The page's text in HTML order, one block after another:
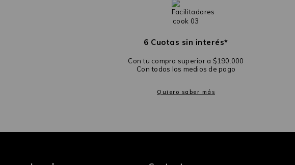
6 Cuotas sin interés*
Con tu compra superior a $190.000
Con todos los medios de pago
Quiero saber más